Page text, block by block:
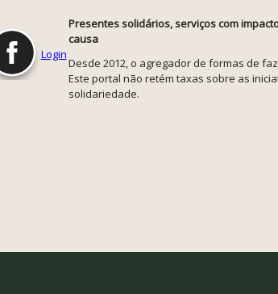
Login
Presentes solidários, serviços com
causa
Desde 2012, o agregador de formas de
Este portal não retém taxas sobre as
solidariedade.